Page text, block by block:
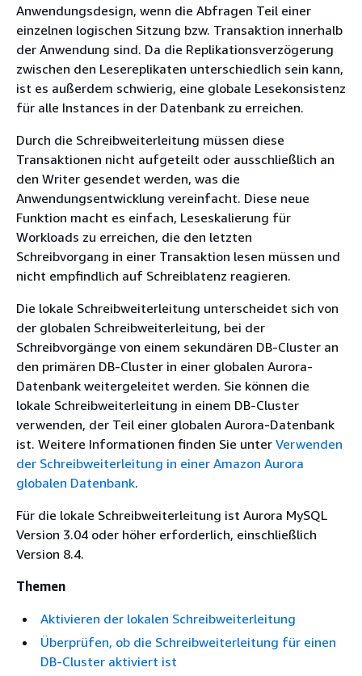
Anwendungsdesign, wenn die Abfragen Teil einer
einzelnen logischen Sitzung bzw. Transaktion innerhalb
der Anwendung sind. Da die Replikationsverzögerung
zwischen den Lesereplikaten unterschiedlich sein kann,
ist es außerdem schwierig, eine globale Lesekonsistenz
für alle Instances in der Datenbank zu erreichen.
Durch die Schreibweiterleitung müssen diese
Transaktionen nicht aufgeteilt oder ausschließlich an
den Writer gesendet werden, was die
Anwendungsentwicklung vereinfacht. Diese neue
Funktion macht es einfach, Leseskalierung für
Workloads zu erreichen, die den letzten
Schreibvorgang in einer Transaktion lesen müssen und
nicht empfindlich auf Schreiblatenz reagieren.
Die lokale Schreibweiterleitung unterscheidet sich von
der globalen Schreibweiterleitung, bei der
Schreibvorgänge von einem sekundären DB-Cluster an
den primären DB-Cluster in einer globalen Aurora-
Datenbank weitergeleitet werden. Sie können die
lokale Schreibweiterleitung in einem DB-Cluster
verwenden, der Teil einer globalen Aurora-Datenbank
ist. Weitere Informationen finden Sie unter Verwenden
der Schreibweiterleitung in einer Amazon Aurora
globalen Datenbank.
Für die lokale Schreibweiterleitung ist Aurora MySQL
Version 3.04 oder höher erforderlich, einschließlich
Version 8.4.
Themen
Aktivieren der lokalen Schreibweiterleitung
Überprüfen, ob die Schreibweiterleitung für einen
DB-Cluster aktiviert ist